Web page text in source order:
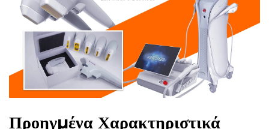
Προηγμένα Χαρακτηριστικά